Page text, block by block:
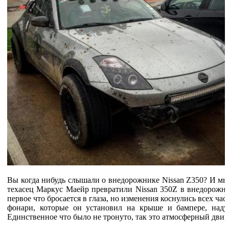
Вы когда нибудь слышали о внедорожнике Nissan Z350? И
техасец Маркус Маейр превратили Nissan 350Z в
первое что бросается в глаза, но изменения коснулись всех
фонари, которые он установил на крыше и бампере,
Единственное что было не тронуто, так это атмосферный